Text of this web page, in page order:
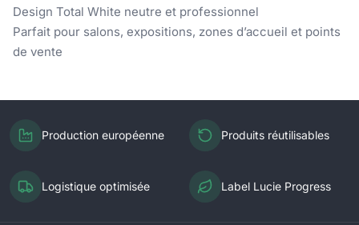
Design Total White neutre et professionnel
Parfait pour salons, expositions, zones d’accueil et points
de vente
Production européenne Produits réutilisables
Logistique optimisée Label Lucie Progress